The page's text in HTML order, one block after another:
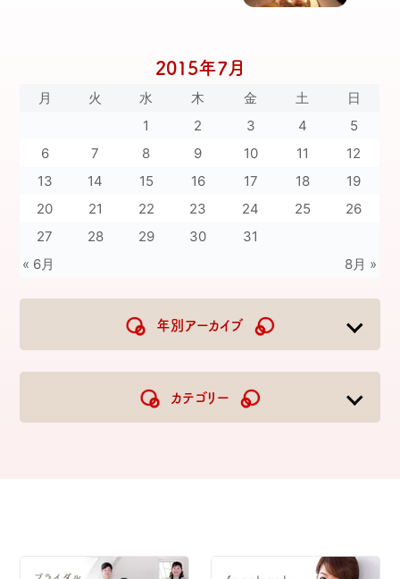
2015年7月
月 火 水 木 金 土 日
« 6月 8月 »
1 2 3 4
5
6
7 8 9 10 11
12
13
14 15 16 17 18
19
20
21 22 23 24 25
26
27
28 29 30 31
年別アーカイブ
2023
カテゴリー